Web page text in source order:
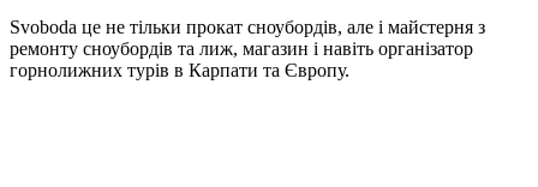
Svoboda це не тільки прокат сноубордів, але і майстерня з
ремонту сноубордів та лиж, магазин і навіть організатор
горнолижних турів в Карпати та Європу.